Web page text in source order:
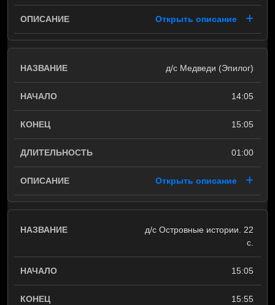
Открыть описание
д/с Медведи (Эпилог)
14:05
15:05
01:00
Открыть описание
д/с Островные истории. 22
с.
15:05
15:55